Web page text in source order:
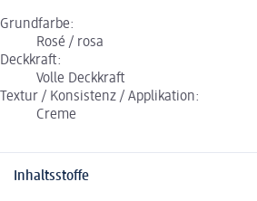
Grundfarbe:
Rosé / rosa
Deckkraft:
Volle Deckkraft
Textur / Konsistenz / Applikation:
Creme
Inhaltsstoffe